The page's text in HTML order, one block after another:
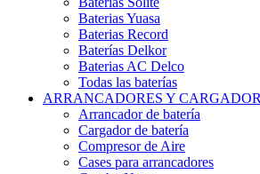
Baterias Yuasa
Baterias Record
Baterías Delkor
Baterias AC Delco
Todas las baterías
ARRANCADORES Y
Arrancador de batería
Cargador de batería
Compresor de Aire
Cases para arrancadores